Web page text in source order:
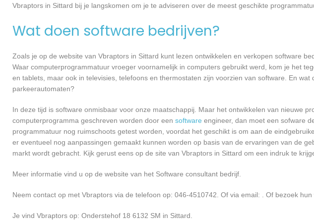
Vbraptors in Sittard bij je langskomen om je te adviseren over de meest geschikte
Wat doen software bedrijven?
Zoals je op de website van Vbraptors in Sittard kunt lezen ontwikkelen en verkopen software
Waar computerprogrammatuur vroeger voornamelijk in computers gebruikt werd, kom je het
en tablets, maar ook in televisies, telefoons en thermostaten zijn voorzien van software. En
parkeerautomaten?
In deze tijd is software onmisbaar voor onze maatschappij. Maar het ontwikkelen van nieuwe
computerprogramma geschreven worden door een software engineer, dan moet een sofware
programmatuur nog ruimschoots getest worden, voordat het geschikt is om aan de
er eventueel nog aanpassingen gemaakt kunnen worden op basis van de ervaringen van de
markt wordt gebracht. Kijk gerust eens op de site van Vbraptors in Sittard om een indruk te
Meer informatie vind u op de website van het Software consultant bedrijf.
Neem contact op met Vbraptors via de telefoon op: 046-4510742. Of via email: . Of bezoek
Je vind Vbraptors op: Onderstehof 18 6132 SM in Sittard.